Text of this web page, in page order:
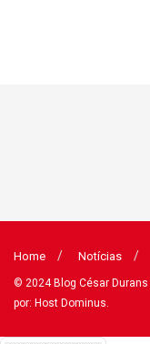
Home Notícias
© 2024Blog César Durans
por: Host Dominus